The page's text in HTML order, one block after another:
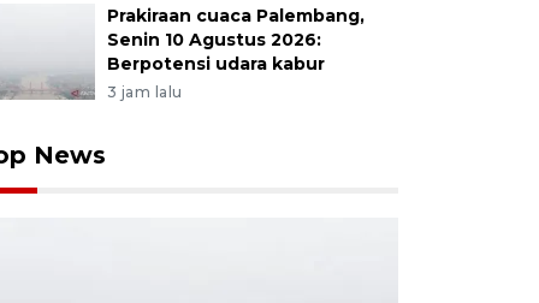
Prakiraan cuaca Palembang,
Senin 10 Agustus 2026:
Berpotensi udara kabur
3 jam lalu
News